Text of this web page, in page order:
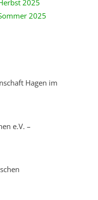
2025
2025
Hagen im
e.V. –